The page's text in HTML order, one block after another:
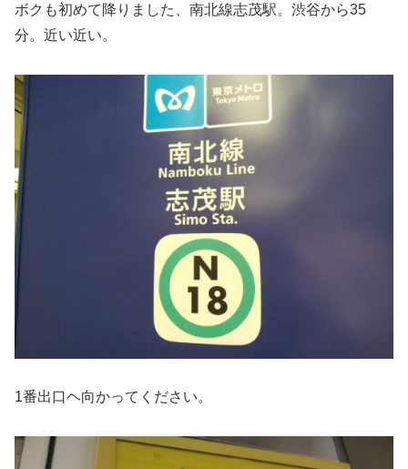
ボクも初めて降りました、南北線志茂駅。渋谷から35
分。近い近い。
1番出口ヘ向かってください。